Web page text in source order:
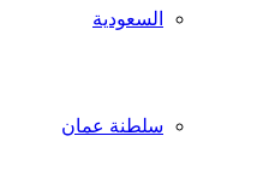
السعودية
سلطنة عمان